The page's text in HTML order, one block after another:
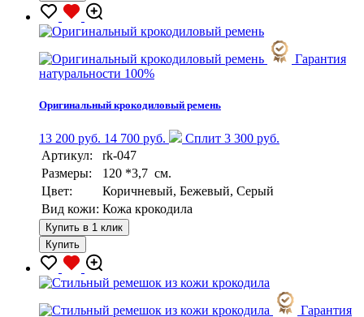
Гарантия
натуральности 100%
Оригинальный крокодиловый ремень
13 200 руб. 14 700 руб.
Сплит 3 300 руб.
Артикул:
rk-047
Размеры:
120 *3,7 см.
Цвет:
Коричневый, Бежевый, Серый
Вид кожи: Кожа крокодила
Купить в 1 клик
Купить
Гарантия